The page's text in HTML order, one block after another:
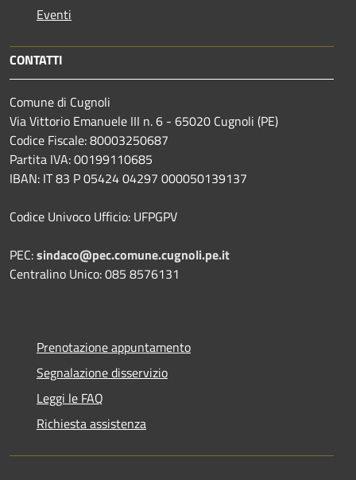
Eventi
CONTATTI
Comune di Cugnoli
Via Vittorio Emanuele III n. 6 - 65020 Cugnoli (PE)
Codice Fiscale: 80003250687
Partita IVA: 00199110685
IBAN: IT 83 P 05424 04297 000050139137
Codice Univoco Ufficio: UFPGPV
PEC:sindaco@pec.comune.cugnoli.pe.it
Centralino Unico: 085 8576131
Prenotazione appuntamento
Segnalazione disservizio
Leggi le FAQ
Richiesta assistenza